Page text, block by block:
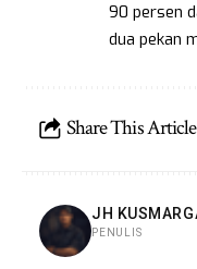
90 persen
dua pekan
Share This Article
JH
PENULIS